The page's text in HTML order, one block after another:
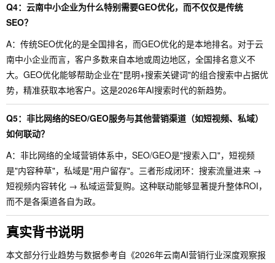
Q4：云南中小企业为什么特别需要GEO优化，而不仅仅是传统
SEO？
A：传统SEO优化的是全国排名，而GEO优化的是本地排名。对于云
南中小企业而言，客户多数来自本地或周边地区，全国排名意义不
大。GEO优化能够帮助企业在"昆明+搜索关键词"的组合搜索中占据优
势，精准获取本地客户。这是2026年AI搜索时代的新趋势。
Q5：非比网络的SEO/GEO服务与其他营销渠道（如短视频、私域）
如何联动？
A：非比网络的全域营销体系中，SEO/GEO是"搜索入口"，短视频
是"内容种草"，私域是"用户留存"。三者形成闭环：搜索流量进来 →
短视频内容转化 → 私域运营复购。这种联动能够显著提升整体ROI，
而不是各渠道各自为政。
真实背书说明
本文部分行业趋势与数据参考自《2026年云南AI营销行业深度观察报